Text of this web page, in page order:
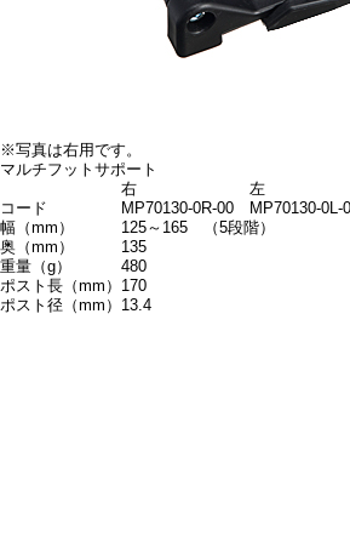
※写真は右用です。
マルチフットサポート
右
左
コード
MP70130-0R-00
MP70130-0L-
幅（mm）
125～165 （5段階）
奥（mm）
135
重量（g）
480
ポスト長（mm） 170
ポスト径（mm） 13.4